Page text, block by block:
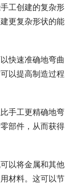
工创建的复杂形
更复杂形状的能
快速准确地弯曲
以提高制造过程
手工更精确地弯
部件，从而获得
以将金属和其他
材料。这可以节